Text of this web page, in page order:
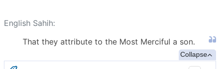
English Sahih:
That they attribute to the Most Merciful a son.
Collapse